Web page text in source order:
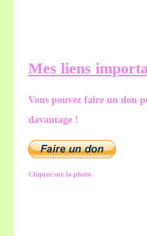
Mes liens
Vous pouvez faire un don
davantage !
Cliquez sur la photo